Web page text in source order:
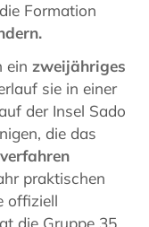
Formation
ein zweijähriges
sie in einer
der Insel Sado
die das
praktischen
offiziell